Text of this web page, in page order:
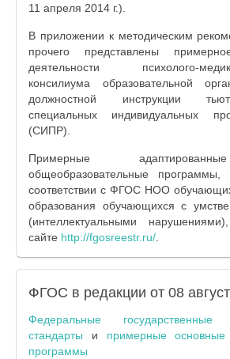
11 апреля 2014 г.).
В приложении к методическим
прочего представлены
деятельности психолого-медико-
консилиума образовательной
должностной инструкции
специальных индивидуальных
(СИПР).
Примерные
общеобразовательные программы,
соответствии с ФГОС НОО
образования обучающихся с
(интеллектуальными
сайте http://fgosreestr.ru/
ФГОС в редакции от 08
Федеральные государственные
стандарты и примерные основные
программы